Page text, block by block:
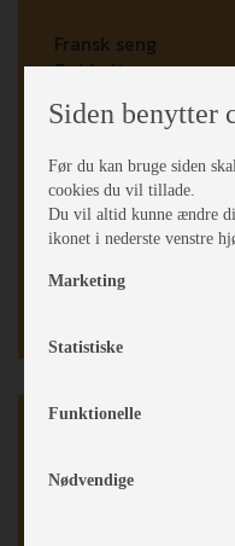
Fransk seng
Dobbeltseng
Fransk soveværelse
Opred. I siddegrp.
Koldskums
Sengetæppe
Hæve/sænkebord
Kassettegardiner
Karrosseri, Chassis
Beslag til reservehjul
Siden benytter
Før du kan bruge siden
cookies du vil tillade.
Du vil altid kunne ændre
ikonet i nederste venstre
Marketing
Statistiske
Funktionelle
Nødvendige